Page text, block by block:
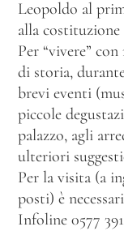
Leopoldo al
alla
Per “vivere”
di storia,
brevi eventi
piccole
palazzo, agli
ulteriori
Per la visita (a
posti) è
Infoline 0577